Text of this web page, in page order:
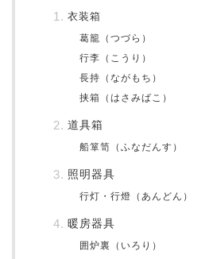
衣装箱
葛籠（つづら）
行李（こうり）
長持（ながもち）
挟箱（はさみばこ）
道具箱
船箪笥（ふなだんす）
照明器具
行灯・行燈（あんどん）
暖房器具
囲炉裏（いろり）